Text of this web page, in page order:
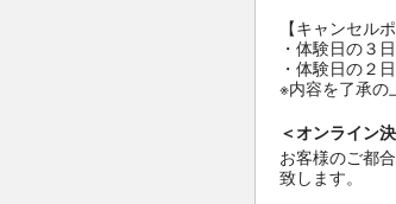
【キャンセル
・体験日の３
・体験日の２
※内容を了承の
＜オンライン
お客様のご都
致します。